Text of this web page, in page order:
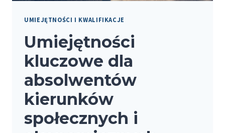
UMIEJĘTNOŚCI I KWALIFIKACJE
Umiejętności
kluczowe dla
absolwentów
kierunków
społecznych i